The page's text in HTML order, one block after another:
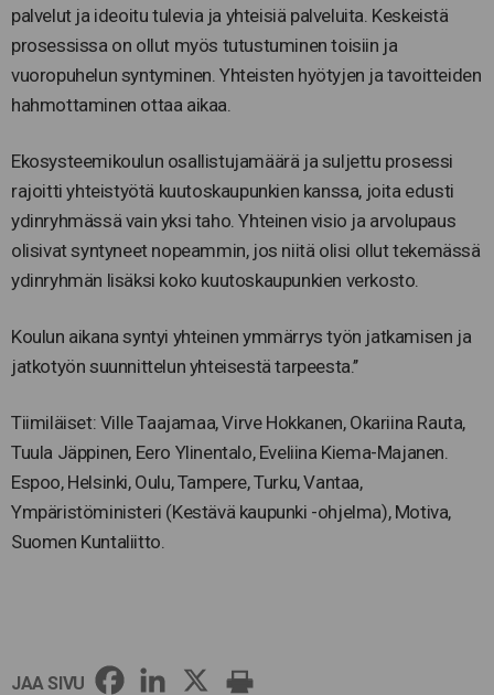
palvelut ja ideoitu tulevia ja yhteisiä palveluita. Keskeistä
prosessissa on ollut myös tutustuminen toisiin ja
vuoropuhelun syntyminen. Yhteisten hyötyjen ja tavoitteiden
hahmottaminen ottaa aikaa.
Ekosysteemikoulun osallistujamäärä ja suljettu prosessi
rajoitti yhteistyötä kuutoskaupunkien kanssa, joita edusti
ydinryhmässä vain yksi taho. Yhteinen visio ja arvolupaus
olisivat syntyneet nopeammin, jos niitä olisi ollut tekemässä
ydinryhmän lisäksi koko kuutoskaupunkien verkosto.
Koulun aikana syntyi yhteinen ymmärrys työn jatkamisen ja
jatkotyön suunnittelun yhteisestä tarpeesta.’’
Tiimiläiset: Ville Taajamaa, Virve Hokkanen, Okariina Rauta,
Tuula Jäppinen, Eero Ylinentalo, Eveliina Kiema-Majanen.
Espoo, Helsinki, Oulu, Tampere, Turku, Vantaa,
Ympäristöministeri (Kestävä kaupunki -ohjelma), Motiva,
Suomen Kuntaliitto.
JAA SIVU